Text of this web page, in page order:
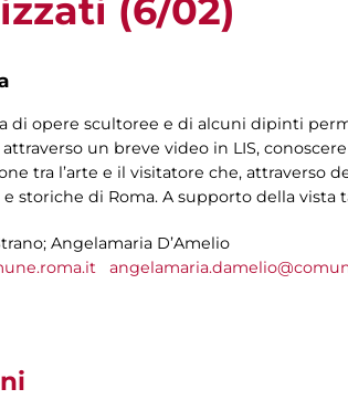
(6/02)
di opere scultoree e di alcuni dipinti
un breve video in LIS,
tra l’arte e il visitatore che,
storiche di Roma. A supporto della
Angelamaria D’Amelio